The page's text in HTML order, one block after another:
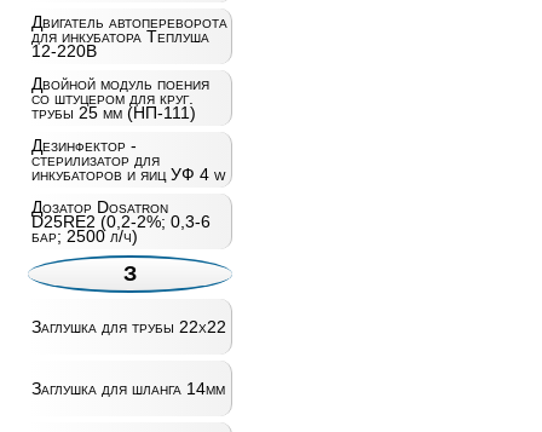
Двигатель автопереворота
для инкубатора Теплуша
12-220В
Двойной модуль поения
со штуцером для круг.
трубы 25 мм (НП-111)
Дезинфектор -
стерилизатор для
инкубаторов и яиц УФ 4 w
Дозатор Dosatron
D25RE2 (0,2-2%; 0,3-6
бар; 2500 л/ч)
З
Заглушка для трубы 22х22
Заглушка для шланга 14мм